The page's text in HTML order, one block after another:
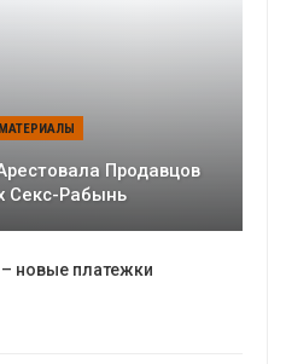
Продавцов
Секс-Рабынь
новые платежки